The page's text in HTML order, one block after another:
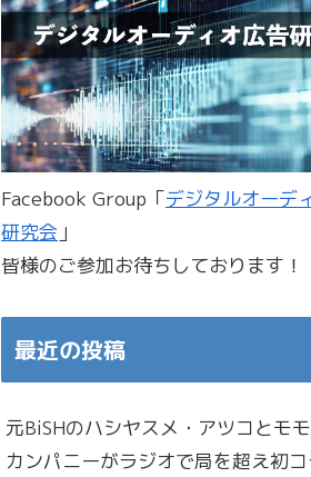
Facebook Group「デジタルオーデ
研究会 」
皆様のご参加お待ちしております！
最近の投稿
元BiSHのハシヤスメ・アツコとモ
カンパニーがラジオで局を超え初